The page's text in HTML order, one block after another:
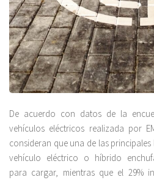
De acuerdo con datos de la
vehículos eléctricos realizada por
consideran que una de las
vehículo eléctrico o híbrido
para cargar, mientras que el 29%